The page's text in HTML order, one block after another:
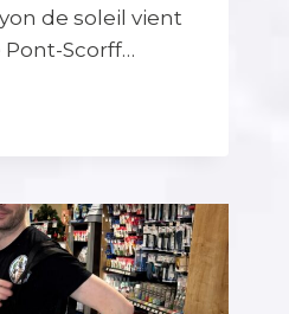
de soleil vient
Scorff…